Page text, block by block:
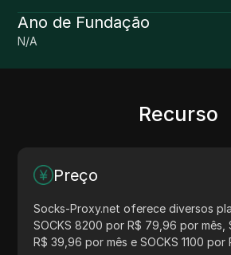
Ano de Fundação
N/A
Recurso
Preço
Socks-Proxy.net oferece diversos
SOCKS 8200 por R$ 79,96 por mês,
R$ 39,96 por mês e SOCKS 1100 por